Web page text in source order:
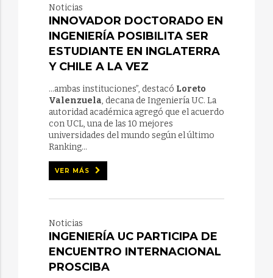
Noticias
INNOVADOR DOCTORADO EN
INGENIERÍA POSIBILITA SER
ESTUDIANTE EN INGLATERRA
Y CHILE A LA VEZ
...ambas instituciones”, destacó Loreto
Valenzuela, decana de Ingeniería UC. La
autoridad académica agregó que el acuerdo
con UCL, una de las 10 mejores
universidades del mundo según el último
Ranking...
VER MÁS
Noticias
INGENIERÍA UC PARTICIPA DE
ENCUENTRO INTERNACIONAL
PROSCIBA